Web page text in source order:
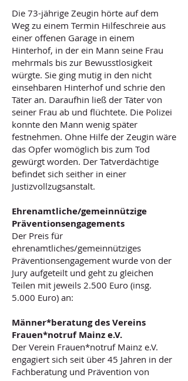
Die 73-jährige Zeugin hörte auf dem
Weg zu einem Termin Hilfeschreie aus
einer offenen Garage in einem
Hinterhof, in der ein Mann seine Frau
mehrmals bis zur Bewusstlosigkeit
würgte. Sie ging mutig in den nicht
einsehbaren Hinterhof und schrie den
Täter an. Daraufhin ließ der Täter von
seiner Frau ab und flüchtete. Die Polizei
konnte den Mann wenig später
festnehmen. Ohne Hilfe der Zeugin wäre
das Opfer womöglich bis zum Tod
gewürgt worden. Der Tatverdächtige
befindet sich seither in einer
Justizvollzugsanstalt.
Ehrenamtliche/gemeinnützige
Präventionsengagements
Der Preis für
ehrenamtliches/gemeinnütziges
Präventionsengagement wurde von der
Jury aufgeteilt und geht zu gleichen
Teilen mit jeweils 2.500 Euro (insg.
5.000 Euro) an:
Männer*beratung des Vereins
Frauen*notruf Mainz e.V.
Der Verein Frauen*notruf Mainz e.V.
engagiert sich seit über 45 Jahren in der
Fachberatung und Prävention von